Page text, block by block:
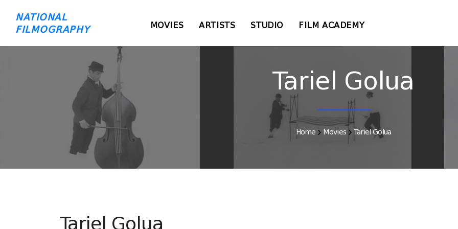
NATIONAL
FILMOGRAPHY
MOVIES ARTISTS STUDIO FILM ACADEMY
Tariel Golua
Home Movies Tariel Golua
Tariel Golua